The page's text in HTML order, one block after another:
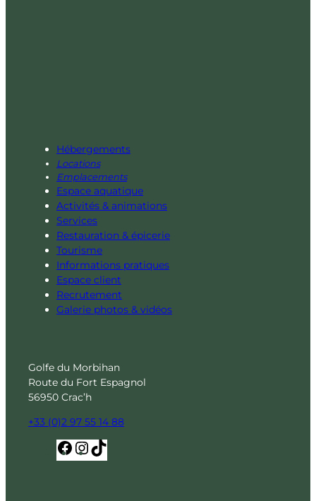
Hébergements
Locations
Emplacements
Espace aquatique
Activités & animations
Services
Restauration & épicerie
Tourisme
Informations pratiques
Espace client
Recrutement
Galerie photos & vidéos
Golfe du Morbihan
Route du Fort Espagnol
56950 Crac’h
+33 (0)2 97 55 14 88
Facebook
Instagram